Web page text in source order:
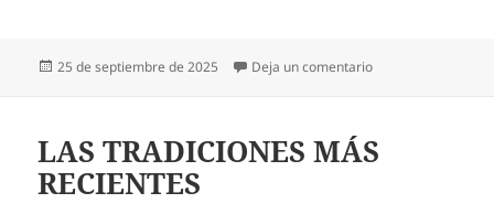
Publicado
25 de septiembre de 2025 Deja un comentarioen ESCUCHADO
LAS TRADICIONES MÁS
RECIENTES